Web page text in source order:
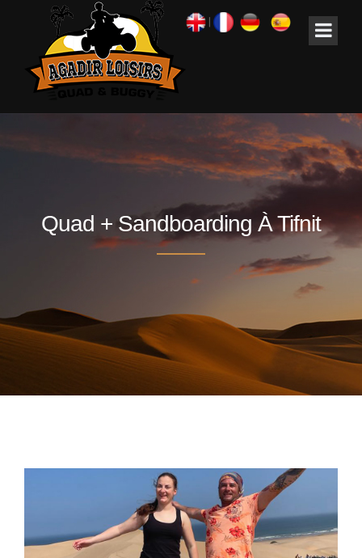
Quad + Sandboarding À Tifnit